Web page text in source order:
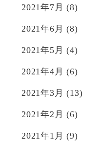
2021年7月 (8)
2021年6月 (8)
2021年5月 (4)
2021年4月 (6)
2021年3月 (13)
2021年2月 (6)
2021年1月 (9)